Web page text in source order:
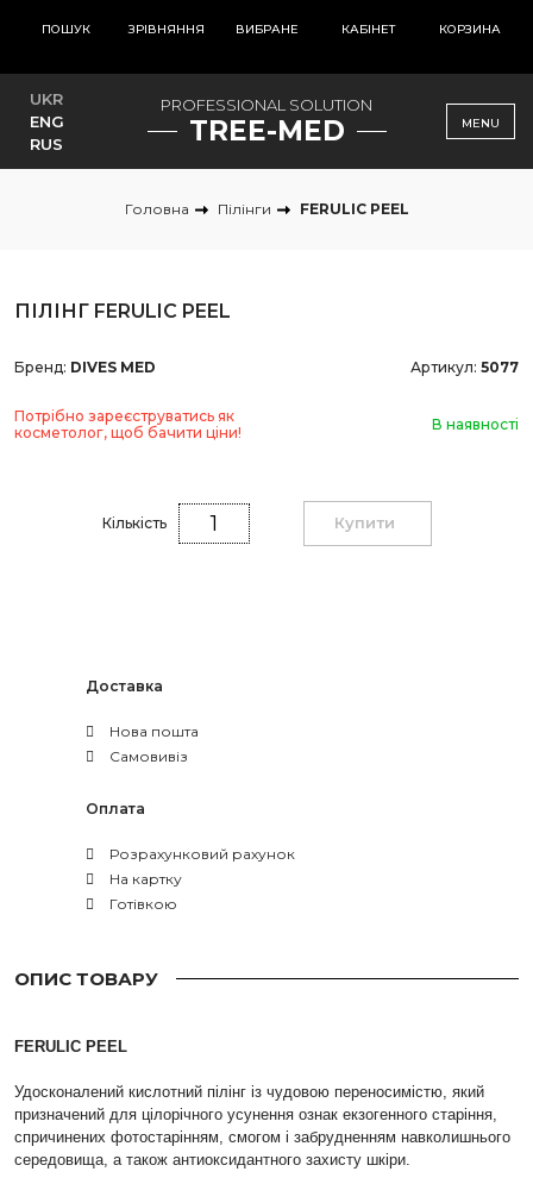
ПОШУК ЗРІВНЯННЯ ВИБРАНЕ КАБІНЕТ КОРЗИНА
PROFESSIONAL SOLUTION
TREE-MED
UKR
ENG
RUS
MENU
Головна Пілінги FERULIC PEEL
ПІЛІНГ FERULIC PEEL
Бренд: DIVES MED Артикул: 5077
Потрібно зареєструватись як
косметолог, щоб бачити ціни!
В наявності
Кількість Купити
Доставка
Нова пошта
Самовивіз
Оплата
Розрахунковий рахунок
На картку
Готівкою
ОПИС ТОВАРУ
FERULIC PEEL
Удосконалений кислотний пілінг із чудовою переносимістю, який
призначений для цілорічного усунення ознак екзогенного старіння,
спричинених фотостарінням, смогом і забрудненням навколишнього
середовища, а також антиоксидантного захисту шкіри.